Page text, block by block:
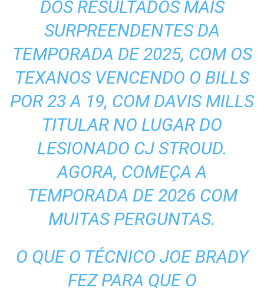
DOS RESULTADOS MAIS
SURPREENDENTES DA
TEMPORADA DE 2025, COM OS
TEXANOS VENCENDO O BILLS
POR 23 A 19, COM DAVIS MILLS
TITULAR NO LUGAR DO
LESIONADO CJ STROUD.
AGORA, COMEÇA A
TEMPORADA DE 2026 COM
MUITAS PERGUNTAS.
O QUE O TÉCNICO JOE BRADY
FEZ PARA QUE O